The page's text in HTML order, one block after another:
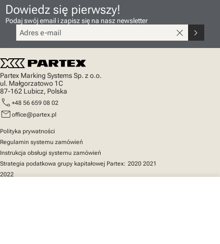
Dowiedz się pierwszy!
Podaj swój email i zapisz się na nasz newsletter
close chevron_right
Partex Marking Systems Sp. z o.o.
ul. Małgorzatowo 1C
87-162 Lubicz, Polska
call +48 56 659 08 02
mail office@partex.pl
Polityka prywatności
Regulamin systemu zamówień
Instrukcja obsługi systemu zamówień
Strategia podatkowa grupy kapitałowej Partex: 2020 2021
2022